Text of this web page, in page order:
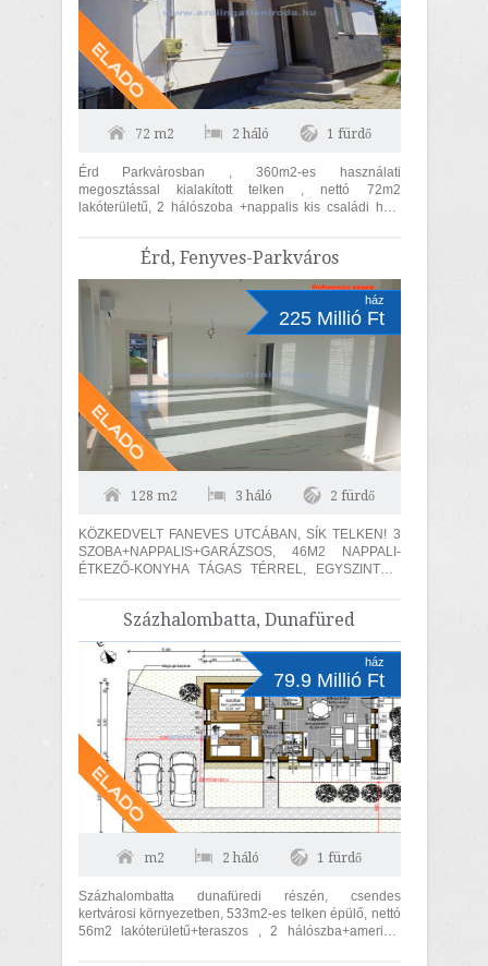
72 m2 2 háló 1 fürdő
Érd Parkvárosban , 360m2-es használati
megosztással kialakított telken , nettó 72m2
lakóterületű, 2 hálószoba +nappalis kis családi ház,
Érd, Fenyves-Parkváros
ház
225 Millió Ft
128 m2 3 háló 2 fürdő
KÖZKEDVELT FANEVES UTCÁBAN, SÍK TELKEN! 3
SZOBA+NAPPALIS+GARÁZSOS, 46M2 NAPPALI-
ÉTKEZŐ-KONYHA TÁGAS TÉRREL, EGYSZINTES,
MAGAS MŰSZAKI TARTALOMMAL,...
Százhalombatta, Dunafüred
ház
79.9 Millió Ft
m2 2 háló 1 fürdő
Százhalombatta dunafüredi részén, csendes
kertvárosi környezetben, 533m2-es telken épülő, nettó
56m2 lakóterületű+teraszos , 2 hálószba+amerikai